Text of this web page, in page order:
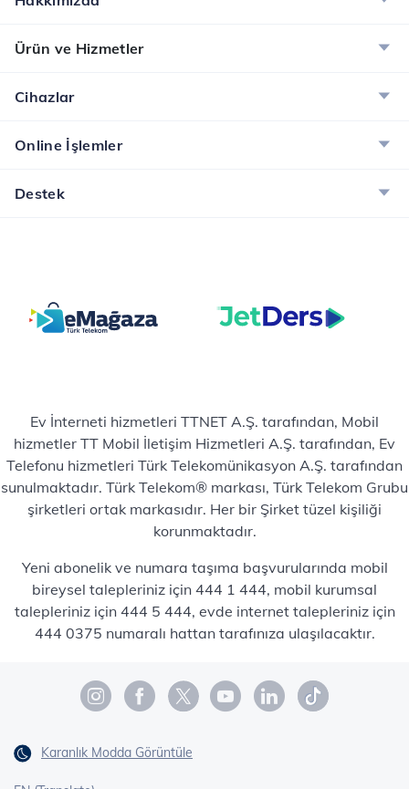
Ürün ve Hizmetler
Cihazlar
Online İşlemler
Destek
Ev İnterneti hizmetleri TTNET A.Ş. tarafından, Mobil
hizmetler TT Mobil İletişim Hizmetleri A.Ş. tarafından, Ev
Telefonu hizmetleri Türk Telekomünikasyon A.Ş. tarafından
sunulmaktadır. Türk Telekom® markası, Türk Telekom Grubu
şirketleri ortak markasıdır. Her bir Şirket tüzel kişiliği
korunmaktadır.
Yeni abonelik ve numara taşıma başvurularında mobil
bireysel talepleriniz için 444 1 444, mobil kurumsal
talepleriniz için 444 5 444, evde internet talepleriniz için
444 0375 numaralı hattan tarafınıza ulaşılacaktır.
Karanlık Modda Görüntüle